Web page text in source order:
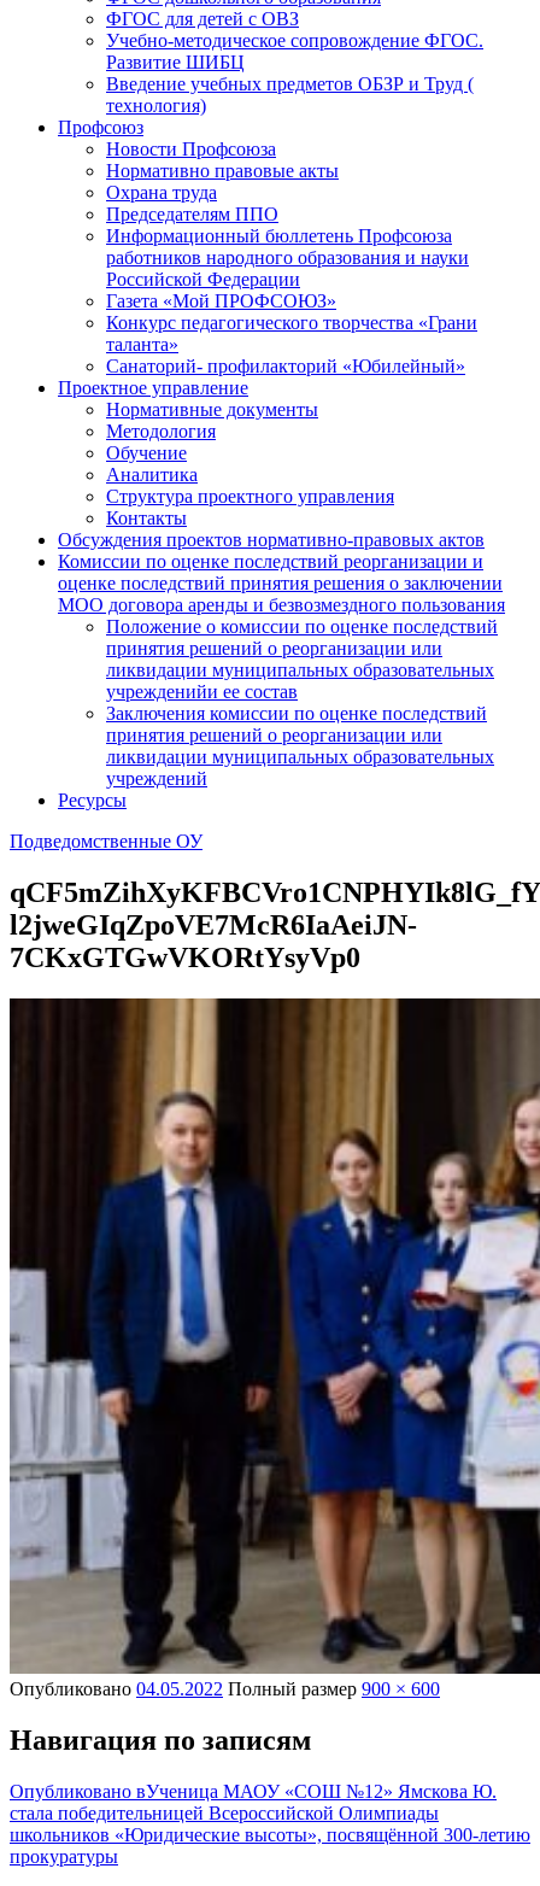
ФГОС для детей с ОВЗ
Учебно-методическое сопровождение ФГОС.
Развитие ШИБЦ
Введение учебных предметов ОБЗР и Труд (
технология)
Профсоюз
Новости Профсоюза
Нормативно правовые акты
Охрана труда
Председателям ППО
Информационный бюллетень Профсоюза
работников народного образования и науки
Российской Федерации
Газета «Мой ПРОФСОЮЗ»
Конкурс педагогического творчества «Грани
таланта»
Санаторий- профилакторий «Юбилейный»
Проектное управление
Нормативные документы
Методология
Обучение
Аналитика
Структура проектного управления
Контакты
Обсуждения проектов нормативно-правовых актов
Комиссии по оценке последствий реорганизации и
оценке последствий принятия решения о заключении
МОО договора аренды и безвозмездного пользования
Положение о комиссии по оценке последствий
принятия решений о реорганизации или
ликвидации муниципальных образовательных
учрежденийи ее состав
Заключения комиссии по оценке последствий
принятия решений о реорганизации или
ликвидации муниципальных образовательных
учреждений
Ресурсы
Подведомственные ОУ
l2jweGIqZpoVE7McR6IaAeiJN-
7CKxGTGwVKORtYsyVp0
Опубликовано 04.05.2022 Полный размер 900 × 600
Навигация по записям
Опубликовано вУченица МАОУ «СОШ №12» Ямскова Ю.
стала победительницей Всероссийской Олимпиады
школьников «Юридические высоты», посвящённой 300-летию
прокуратуры